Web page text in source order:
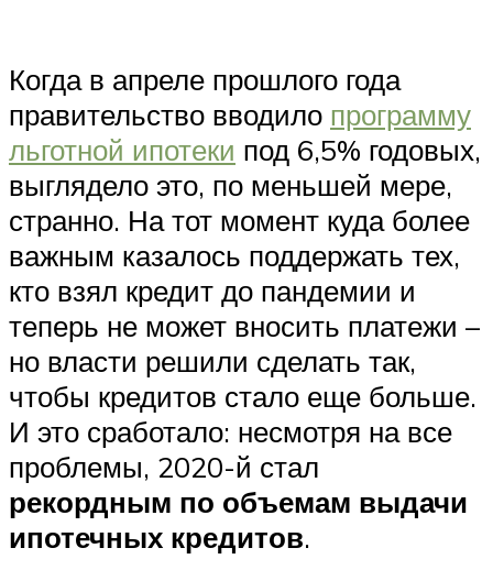
Когда в апреле прошлого года
правительство вводило программу
льготной ипотеки под 6,5% годовых,
выглядело это, по меньшей мере,
странно. На тот момент куда более
важным казалось поддержать тех,
кто взял кредит до пандемии и
теперь не может вносить платежи –
но власти решили сделать так,
чтобы кредитов стало еще больше.
И это сработало: несмотря на все
проблемы, 2020-й стал
рекордным по объемам выдачи
ипотечных кредитов.